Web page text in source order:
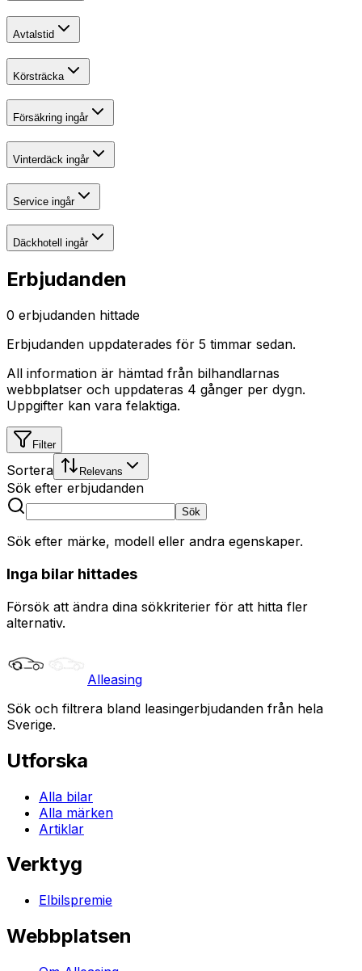
Avtalstid
Körsträcka
Försäkring ingår
Vinterdäck ingår
Service ingår
Däckhotell ingår
Erbjudanden
0 erbjudanden hittade
Erbjudanden uppdaterades för 5 timmar sedan.
All information är hämtad från bilhandlarnas
webbplatser och uppdateras 4 gånger per dygn.
Uppgifter kan vara felaktiga.
Filter
Sortera Relevans
Sök efter erbjudanden
Sök
Sök efter märke, modell eller andra egenskaper.
Inga bilar hittades
Försök att ändra dina sökkriterier för att hitta fler
alternativ.
Alleasing
Sök och filtrera bland leasingerbjudanden från hela
Sverige.
Utforska
Alla bilar
Alla märken
Artiklar
Verktyg
Elbilspremie
Webbplatsen